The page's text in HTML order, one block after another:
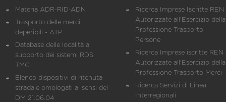
Materia ADR-RID-ADN
Trasporto delle merci
deperibili - ATP
Database delle località a
supporto dei sistemi RDS
TMC
Elenco dispositivi di ritenuta
stradale omologati ai sensi del
DM 21.06.04
Ricerca Imprese Iscritte REN
Autorizzate all'Esercizio della
Professione Trasporto
Persone
Ricerca Imprese iscritte REN
Autorizzate all'Esercizio della
Professione Trasporto Merci
Ricerca Servizi di Linea
Interregionali